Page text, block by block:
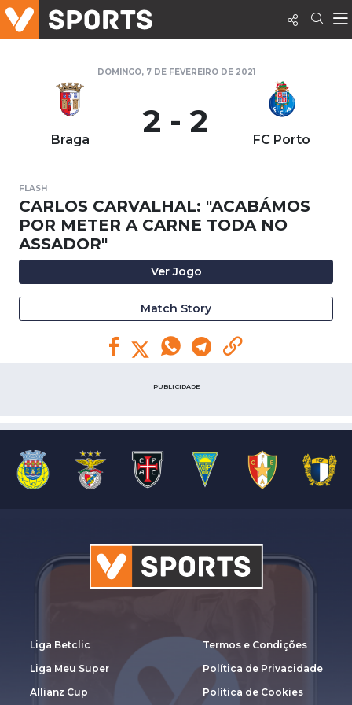
DOMINGO, 7 DE FEVEREIRO DE 2021
Braga 2 - 2 FC Porto
FLASH
CARLOS CARVALHAL: "ACABÁMOS
POR METER A CARNE TODA NO
ASSADOR"
Ver Jogo
Match Story
PUBLICIDADE
Liga Betclic
Liga Meu Super
Allianz Cup
Termos e Condições
Política de Privacidade
Política de Cookies